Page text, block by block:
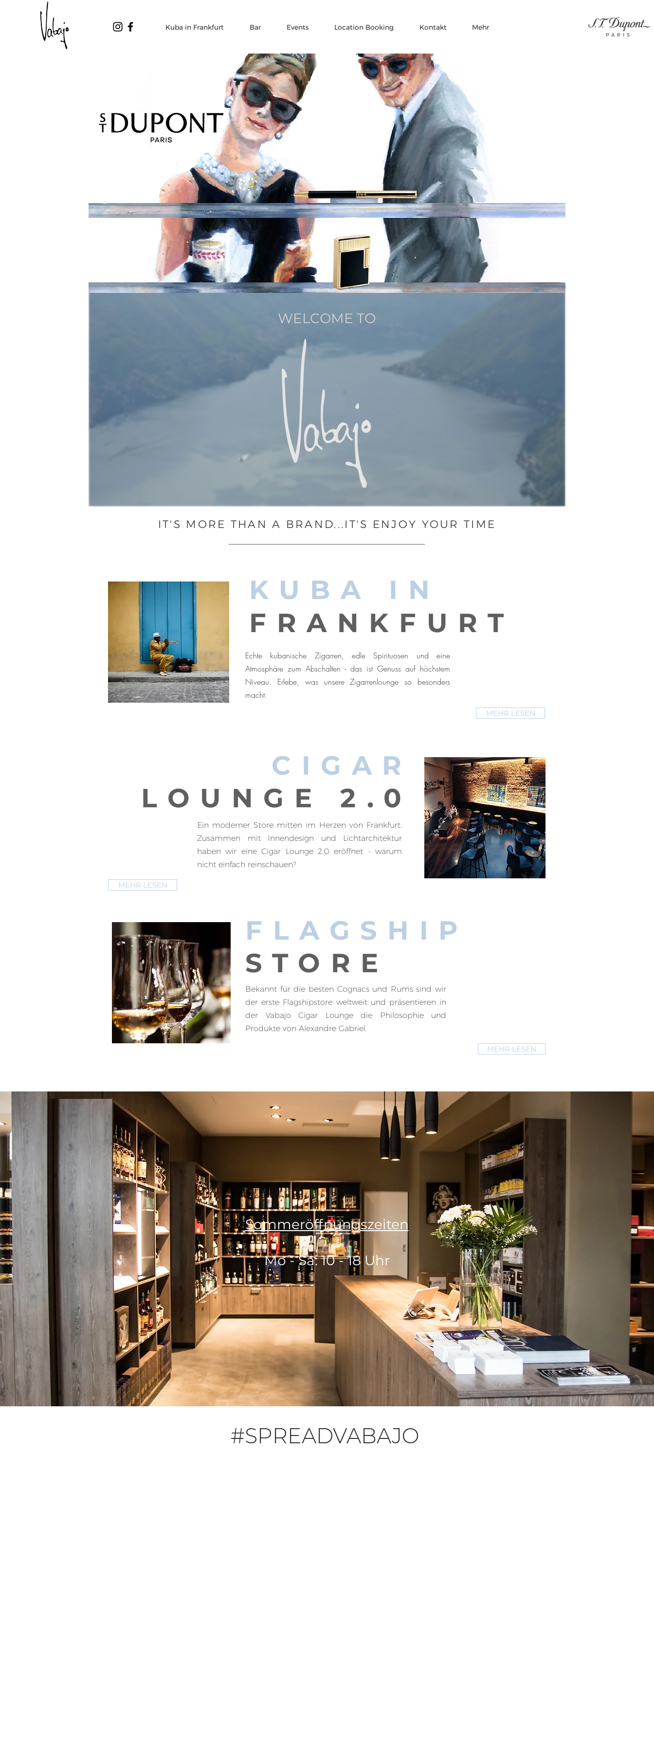
Kuba in Frankfurt Bar Events Location Booking Kontakt Mehr
WELCOME TO
IT'S MORE THAN A BRAND...IT'S ENJOY YOUR TIME
KUBA IN
FRANKFURT
MEHR LESEN
CIGAR
LOUNGE 2.0
Ein moderner Store mitten im Herzen von Frankfurt.
Zusammen mit Innendesign und Lichtarchitektur
haben wir eine Cigar Lounge 2.0 eröffnet - warum
nicht einfach reinschauen?
MEHR LESEN
FLAGSHIP
STORE
Bekannt für die besten Cognacs und Rums sind wir
der erste Flagshipstore weltweit und präsentieren in
der Vabajo Cigar Lounge die Philosophie und
Produkte von Alexandre Gabriel.
MEHR LESEN
Echte kubanische Zigarren, edle Spirituosen und eine
Atmosphäre zum Abschalten - das ist Genuss auf höchstem
Niveau. Erlebe, was unsere Zigarrenlounge so besonders
macht.
Sommeröffnungszeiten
Mo - Sa: 10 - 18 Uhr
#SPREADVABAJO